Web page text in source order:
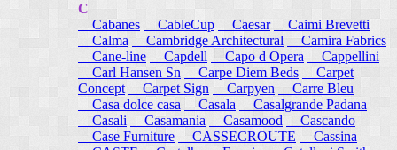
C
Cabanes
CableCup Caesar
Caimi Brevetti
Calma
Cambridge Architectural
Camira Fabrics
Cane-line
Capdell Capo d Opera
Cappellini
Carl Hansen Sn
Carpe Diem Beds
Carpet
Concept
Carpet Sign Carpyen
Carre Bleu
Casa dolce casa
Casala
Casalgrande Padana
Casali
Casamania Casamood
Cascando
Case Furniture
CASSECROUTE
Cassina